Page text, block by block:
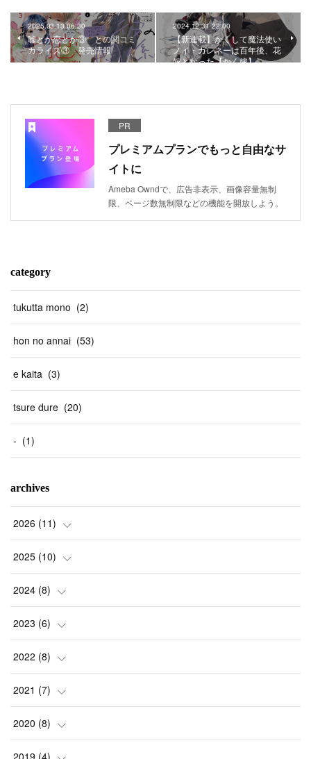
2025.03.13 06:30
嘘とか恋とか③ との関コミ
カライズ③ 発売情報
2024.12.31 22:00
【新連載】かくして魔法使い
ノイ・ガレネーは百年後、花
嫁となった【かく嫁】
PR
プレミアムプランでもっと自由なサ
イトに
Ameba Owndで、広告非表示、画像容量無制
限、ページ数無制限などの機能を開放しよう。
category
tukutta mono (2)
hon no annai (53)
e kaita (3)
tsure dure (20)
- (1)
archives
2026 (11)
(1)
(2
(1
(2
(4
2025 (10)
(2
(1
(1
(1
(1
2024 (8)
(2
(3
(1
(1
(1
2023 (6)
(1
(1
(1
(1
2022 (8)
(1
(1
(1
2021 (7)
(1
(1
2020 (8)
(1
2019 (4)